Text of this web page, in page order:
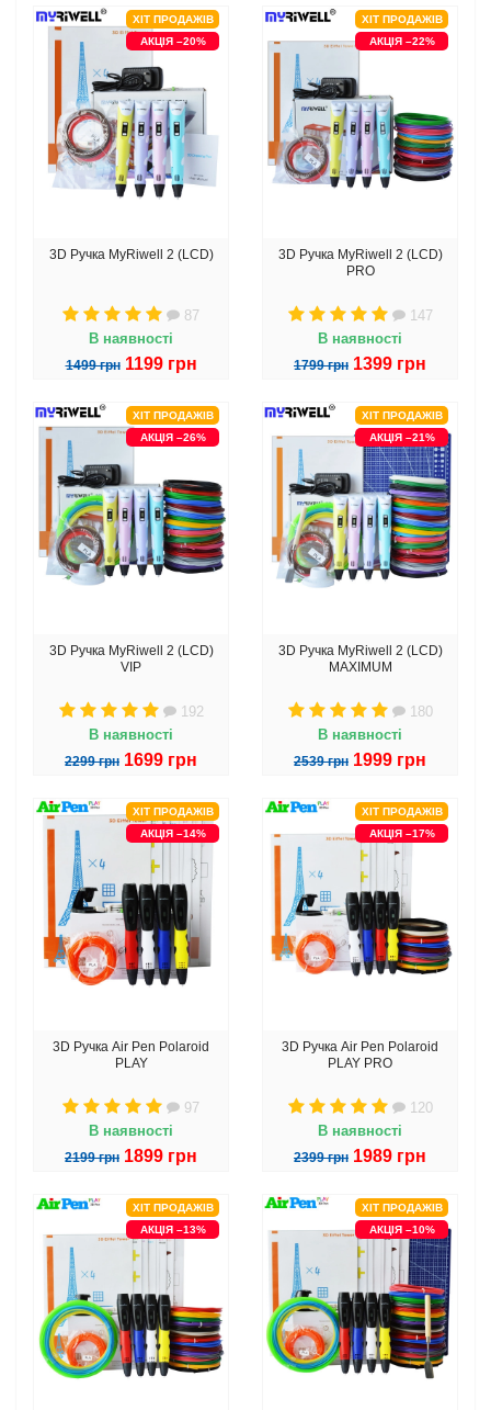
ХІТ ПРОДАЖІВ
АКЦІЯ –20%
3D Ручка MyRiwell 2 (LCD)
87
В наявності
1499 грн 1199 грн
ХІТ ПРОДАЖІВ
АКЦІЯ –22%
3D Ручка MyRiwell 2 (LCD)
PRO
147
В наявності
1799 грн 1399 грн
ХІТ ПРОДАЖІВ
АКЦІЯ –26%
3D Ручка MyRiwell 2 (LCD)
VIP
192
В наявності
2299 грн 1699 грн
ХІТ ПРОДАЖІВ
АКЦІЯ –21%
3D Ручка MyRiwell 2 (LCD)
MAXIMUM
180
В наявності
2539 грн 1999 грн
ХІТ ПРОДАЖІВ
АКЦІЯ –14%
3D Ручка Air Pen Polaroid
PLAY
97
В наявності
2199 грн 1899 грн
ХІТ ПРОДАЖІВ
АКЦІЯ –17%
3D Ручка Air Pen Polaroid
PLAY PRO
120
В наявності
2399 грн 1989 грн
ХІТ ПРОДАЖІВ
АКЦІЯ –13%
ХІТ ПРОДАЖІВ
АКЦІЯ –10%